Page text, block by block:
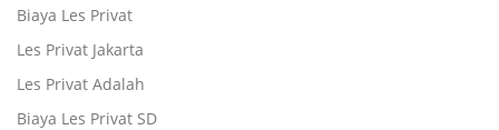
Biaya Les Privat
Les Privat Jakarta
Les Privat Adalah
Biaya Les Privat SD